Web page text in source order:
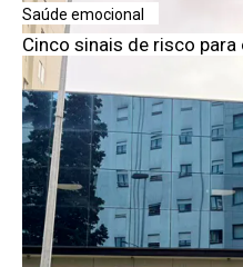
Saúde emocional
Cinco sinais de risco